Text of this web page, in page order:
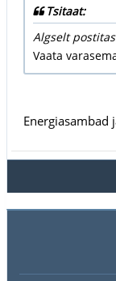
Tsitaat:
Algselt
Vaata
Energiasambad